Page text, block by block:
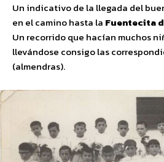
Un indicativo de la llegada del
en el camino hasta la Fuentecita
Un recorrido que hacían muchos
llevándose consigo las
(almendras).